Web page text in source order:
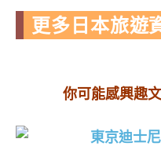
更多日本旅遊
你可能感興趣